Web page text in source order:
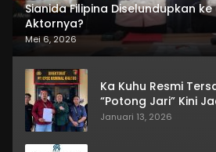
Sianida Filipina Diselundupkan
Aktornya?
Mei 6, 2026
Ka Kuhu Resmi
“Potong Jari” Kini
Januari 13, 2026